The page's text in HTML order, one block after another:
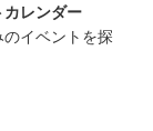
レンダー
イベントを探